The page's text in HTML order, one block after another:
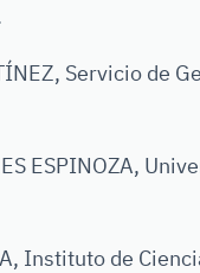
Servicio de
ESPINOZA,
Instituto de